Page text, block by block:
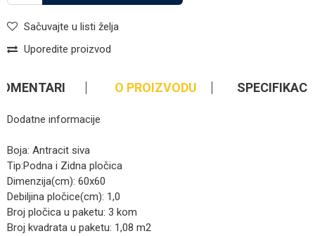
Sačuvajte u listi želja
Uporedite proizvod
O PROIZVODU
Dodatne informacije
Boja: Antracit siva
Tip:Podna i Zidna pločica
Dimenzija(cm): 60x60
Debiljina pločice(cm): 1,0
Broj pločica u paketu: 3 kom
Broj kvadrata u paketu: 1,08 m2